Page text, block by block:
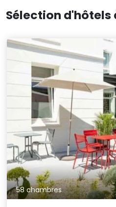
Sélection d'hôtels
58 chambres